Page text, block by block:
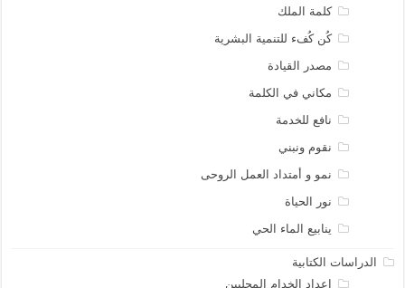
كلمة الملك
كُن كُفء للتنمية البشرية
مصدر القيادة
مكاني في الكلمة
نافع للخدمة
نقوم ونبني
نمو و أمتداد العمل الروحى
نور الحياة
ينابيع الماء الحي
الدراسات الكتابية
اعداد الخدام المحليين